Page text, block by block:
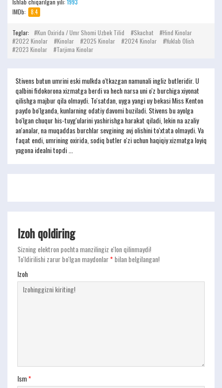
Ishlab chiqarilgan yili: 1993
IMDb:
8.4
Teglar: Kun Oxirida / Umr Shomi Uzbek Tilid Skachat
Hind Kinolar
2022 Kinolar
Kinolar 2025 Kinolar 2024 Kinolar
Yuklab Olish
2023 Kinolar
Tarjima Kinolar
Stivens butun umrini eski mulkda o'tkazgan namunali ingliz butleridir. U
qalbini fidokorona xizmatga berdi va hech narsa uni o'z burchiga xiyonat
qilishga majbur qila olmaydi. To'satdan, uyga yangi uy bekasi Miss Kenton
paydo bo'lganda, kunlarning odatiy davomi buziladi. Stivens bu ayolga
bo'lgan chuqur his-tuyg'ularini yashirishga harakat qiladi, lekin na azaliy
an'analar, na muqaddas burchlar sevgining avj olishini to'xtata olmaydi. Va
faqat endi, umrining oxirida, sodiq butler o'zi uchun haqiqiy xizmatga loyiq
yagona idealni topdi ...
Izoh qoldiring
Sizning elektron pochta manzilingiz e'lon qilinmaydi!
To'ldirilishi zarur bo'lgan maydonlar*bilan belgilangan!
Izoh
Ism*